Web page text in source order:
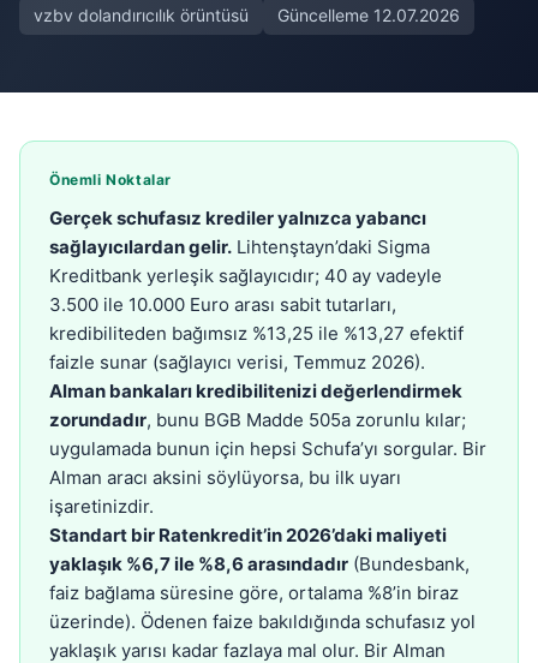
vzbv dolandırıcılık örüntüsü
Güncelleme 12.07.2026
Önemli Noktalar
Gerçek schufasız krediler yalnızca yabancı
sağlayıcılardan gelir. Lihtenştayn’daki Sigma
Kreditbank yerleşik sağlayıcıdır; 40 ay vadeyle
3.500 ile 10.000 Euro arası sabit tutarları,
kredibiliteden bağımsız %13,25 ile %13,27 efektif
faizle sunar (sağlayıcı verisi, Temmuz 2026).
Alman bankaları kredibilitenizi değerlendirmek
zorundadır, bunu BGB Madde 505a zorunlu kılar;
uygulamada bunun için hepsi Schufa’yı sorgular. Bir
Alman aracı aksini söylüyorsa, bu ilk uyarı
işaretinizdir.
Standart bir Ratenkredit’in 2026’daki maliyeti
yaklaşık %6,7 ile %8,6 arasındadır (Bundesbank,
faiz bağlama süresine göre, ortalama %8’in biraz
üzerinde). Ödenen faize bakıldığında schufasız yol
yaklaşık yarısı kadar fazlaya mal olur. Bir Alman